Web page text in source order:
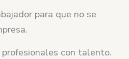
para que no se
con talento.